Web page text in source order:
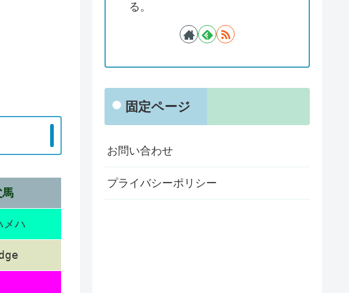
馬
メハ
る。
固定ページ
お問い合わせ
プライバシーポリシー